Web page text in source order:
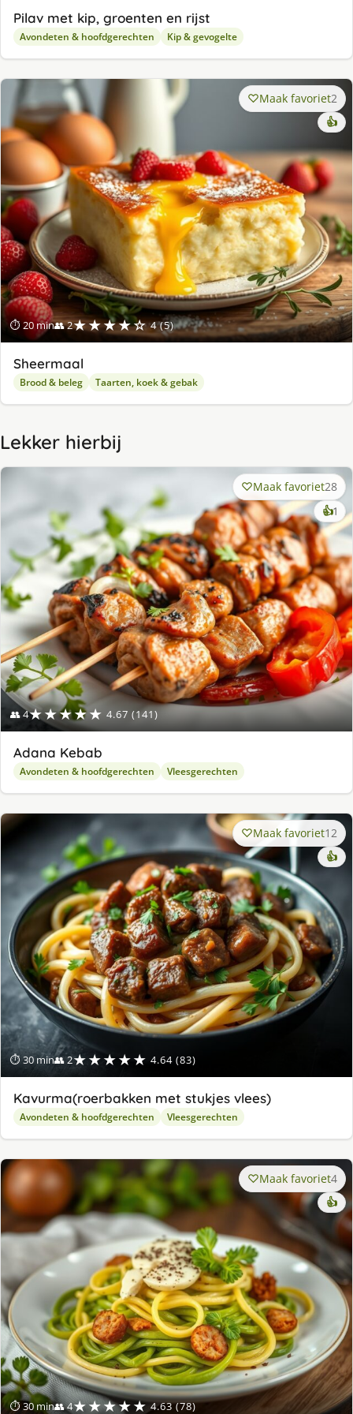
Pilav met kip, groenten en rijst
Avondeten & hoofdgerechten Kip & gevogelte
⏱ 20 min👥 2★★★★☆ 4 (5)
Maak favoriet2
👍
Sheermaal
Brood & beleg Taarten, koek & gebak
Lekker hierbij
👥 4★★★★★ 4.67 (141)
Maak favoriet28
👍1
Adana Kebab
Avondeten & hoofdgerechten Vleesgerechten
⏱ 30 min👥 2★★★★★ 4.64 (83)
Maak favoriet12
👍
Kavurma(roerbakken met stukjes vlees)
Avondeten & hoofdgerechten Vleesgerechten
⏱ 30 min👥 4★★★★★ 4.63 (78)
Maak favoriet4
👍